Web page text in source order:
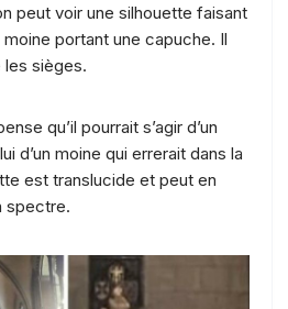
peut voir une silhouette faisant
portant une capuche. Il
sièges.
qu’il pourrait s’agir d’un
d’un moine qui errerait dans la
est translucide et peut en
spectre.